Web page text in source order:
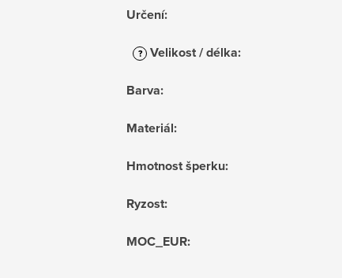
Určení:
? Velikost / délka:
Barva:
Materiál:
Hmotnost šperku:
Ryzost:
MOC_EUR: